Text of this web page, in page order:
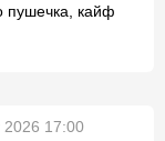
пушечка, кайф
17:00